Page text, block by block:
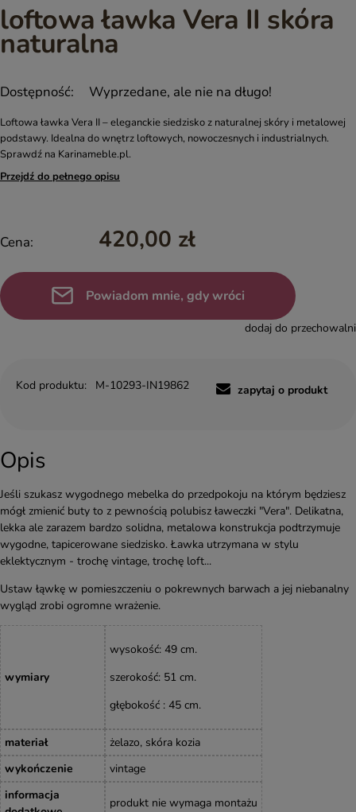
loftowa ławka Vera II skóra
naturalna
Dostępność: Wyprzedane, ale nie na długo!
Loftowa ławka Vera II – eleganckie siedzisko z naturalnej skóry i metalowej
podstawy. Idealna do wnętrz loftowych, nowoczesnych i industrialnych.
Sprawdź na Karinameble.pl.
Przejdź do pełnego opisu
Cena: 420,00 zł
Powiadom mnie, gdy wróci
dodaj do przechowalni
Kod produktu: M-10293-IN19862 zapytaj o produkt
Opis
Jeśli szukasz wygodnego mebelka do przedpokoju na którym będziesz
mógł zmienić buty to z pewnością polubisz ławeczki "Vera". Delikatna,
lekka ale zarazem bardzo solidna, metalowa konstrukcja podtrzymuje
wygodne, tapicerowane siedzisko. Ławka utrzymana w stylu
eklektycznym - trochę vintage, trochę loft...
Ustaw łąwkę w pomieszczeniu o pokrewnych barwach a jej niebanalny
wygląd zrobi ogromne wrażenie.
wymiary
wysokość: 49 cm.
szerokość: 51 cm.
głębokość : 45 cm.
materiał
żelazo, skóra kozia
wykończenie
vintage
informacja
produkt nie wymaga montażu